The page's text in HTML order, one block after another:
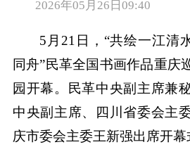
2026年05月26日09:40
5月21日，“共绘一江
同舟”民革全国书画作品重庆
园开幕。民革中央副主席兼
中央副主席、四川省委会主
庆市委会主委王新强出席开幕